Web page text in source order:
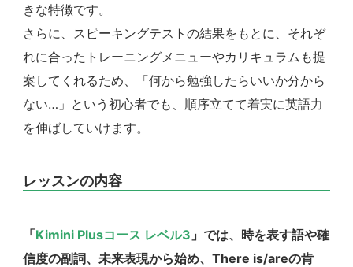
きな特徴です。
さらに、スピーキングテストの結果をもとに、それぞ
れに合ったトレーニングメニューやカリキュラムも提
案してくれるため、「何から勉強したらいいか分から
ない…」という初心者でも、順序立てて着実に英語力
を伸ばしていけます。
レッスンの内容
「Kimini Plusコース レベル3 」では、時を表す語や確
信度の副詞、未来表現から始め、There is/areの肯